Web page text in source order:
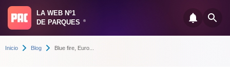
LA WEB Nº1
DE PARQUES
®
Inicio Blog Blue fire, Euro...